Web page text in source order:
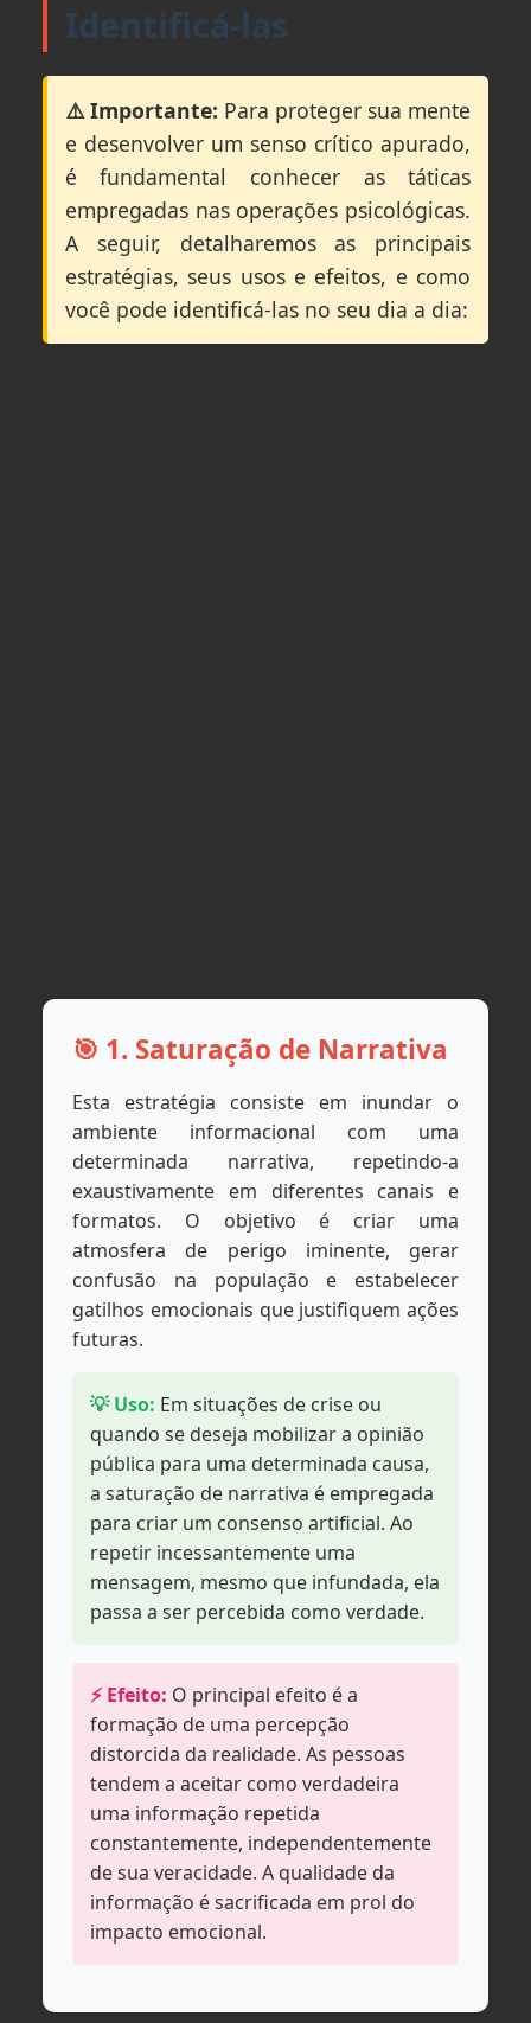
Identificá-las
⚠️ Importante: Para proteger sua mente
e desenvolver um senso crítico apurado,
é fundamental conhecer as táticas
empregadas nas operações psicológicas.
A seguir, detalharemos as principais
estratégias, seus usos e efeitos, e como
você pode identificá-las no seu dia a dia:
🎯 1. Saturação de Narrativa
Esta estratégia consiste em inundar o
ambiente informacional com uma
determinada narrativa, repetindo-a
exaustivamente em diferentes canais e
formatos. O objetivo é criar uma
atmosfera de perigo iminente, gerar
confusão na população e estabelecer
gatilhos emocionais que justifiquem ações
futuras.
💡 Uso: Em situações de crise ou
quando se deseja mobilizar a opinião
pública para uma determinada causa,
a saturação de narrativa é empregada
para criar um consenso artificial. Ao
repetir incessantemente uma
mensagem, mesmo que infundada, ela
passa a ser percebida como verdade.
⚡ Efeito: O principal efeito é a
formação de uma percepção
distorcida da realidade. As pessoas
tendem a aceitar como verdadeira
uma informação repetida
constantemente, independentemente
de sua veracidade. A qualidade da
informação é sacrificada em prol do
impacto emocional.